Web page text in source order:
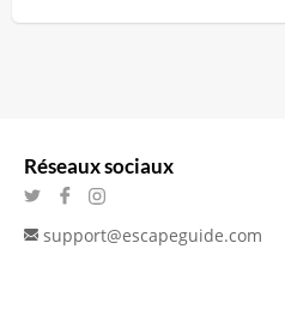
Réseaux sociaux
support@escapeguide.com